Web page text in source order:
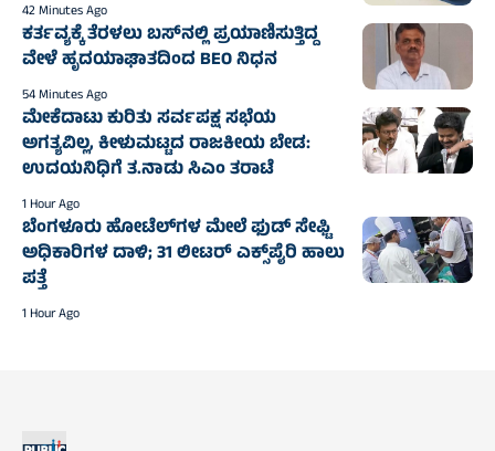
42 Minutes Ago
ಕರ್ತವ್ಯಕ್ಕೆ ತೆರಳಲು ಬಸ್‌ನಲ್ಲಿ ಪ್ರಯಾಣಿಸುತ್ತಿದ್ದ
ವೇಳೆ ಹೃದಯಾಘಾತದಿಂದ BEO ನಿಧನ
54 Minutes Ago
ಮೇಕೆದಾಟು ಕುರಿತು ಸರ್ವಪಕ್ಷ ಸಭೆಯ
ಅಗತ್ಯವಿಲ್ಲ, ಕೀಳುಮಟ್ಟದ ರಾಜಕೀಯ ಬೇಡ:
ಉದಯನಿಧಿಗೆ ತ.ನಾಡು ಸಿಎಂ ತರಾಟೆ
1 Hour Ago
ಬೆಂಗಳೂರು ಹೋಟೆಲ್‌ಗಳ ಮೇಲೆ ಫುಡ್ ಸೇಫ್ಟಿ
ಅಧಿಕಾರಿಗಳ ದಾಳಿ; 31 ಲೀಟರ್ ಎಕ್ಸ್‌ಪೈರಿ ಹಾಲು
ಪತ್ತೆ
1 Hour Ago